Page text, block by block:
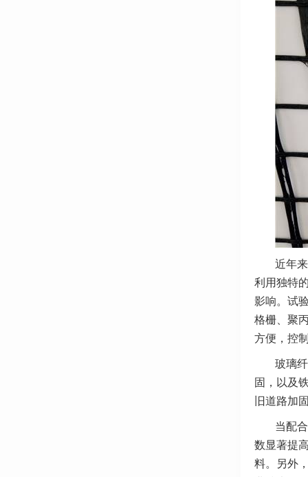
近年
利用独特
影响。试
格栅、聚
方便，控
玻璃
固，以及
旧道路加
当配
数显著提
料。另外